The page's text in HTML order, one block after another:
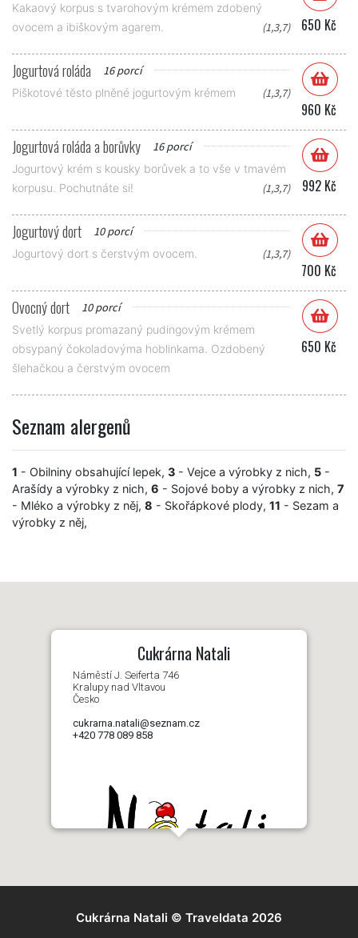
Kakaový korpus s tvarohovým krémem zdobený
ovocem a ibiškovým agarem.
(1,3,7) 650 Kč
Jogurtová roláda 16 porcí
Piškotové těsto plněné jogurtovým krémem (1,3,7)
960 Kč
Jogurtová roláda a borůvky 16 porcí
Jogurtový krém s kousky borůvek a to vše v tmavém
korpusu. Pochutnáte si!
(1,3,7) 992 Kč
Jogurtový dort 10 porcí
Jogurtový dort s čerstvým ovocem. (1,3,7)
700 Kč
Ovocný dort 10 porcí
Svetlý korpus promazaný pudingovým krémem
obsypaný čokoladovýma hoblinkama. Ozdobený
šlehačkou a čerstvým ovocem
650 Kč
Seznam alergenů
1 - Obilniny obsahující lepek, 3 - Vejce a výrobky z nich, 5 -
Arašídy a výrobky z nich, 6 - Sojové boby a výrobky z nich, 7
- Mléko a výrobky z něj, 8 - Skořápkové plody, 11 - Sezam a
výrobky z něj,
Cukrárna Natali
Náměstí J. Seiferta 746
Kralupy nad Vltavou
Česko
cukrarna.natali@seznam.cz
+420 778 089 858
Cukrárna Natali © Traveldata 2026